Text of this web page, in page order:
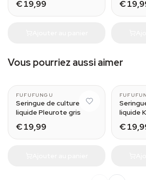
€ 19,99 €
Vous pourriez aussi aimer
FUFUFUNGU
Seringue de culture
liquide Pleurote gris
€ 19,99
liquide
€